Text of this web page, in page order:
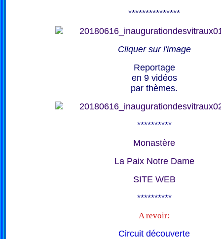
***************
Cliquer sur l'image
Reportage
en 9 vidéos
par thèmes.
**********
Monastère
La Paix Notre Dame
SITE WEB
**********
A revoir:
Circuit découverte